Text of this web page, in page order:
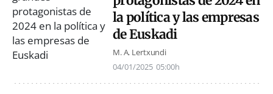
la política y las empresas
de Euskadi
M. A. Lertxundi
04/01/2025 05:00h